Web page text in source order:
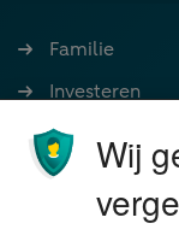
Familie
Investeren
Ondernemen
Stoppen met
Wonen
Wij